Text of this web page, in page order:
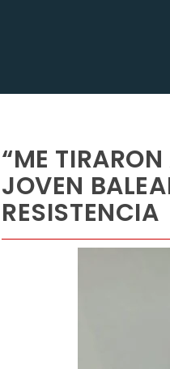
“ME
JOVEN
RESISTENCIA